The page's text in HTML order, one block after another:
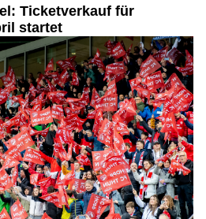
Ticketverkauf für
startet